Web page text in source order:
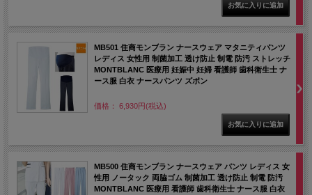
MB501 住商モンブラン ナースウェア マタニティパンツ
レディス 女性用 制菌加工 透け防止 制電 防汚 ストレッチ
MONTBLANC 医療用 妊娠中 妊婦 看護師 歯科衛生士 ナ
ース服 白衣 ナースパンツ ズボン
価格： 6,930円(税込)
MB500 住商モンブラン ナースウェア パンツ レディス 女
性用 ノータック 両脇ゴム 制菌加工 透け防止 制電 防汚
MONTBLANC 医療用 看護師 歯科衛生士 ナース服 白衣